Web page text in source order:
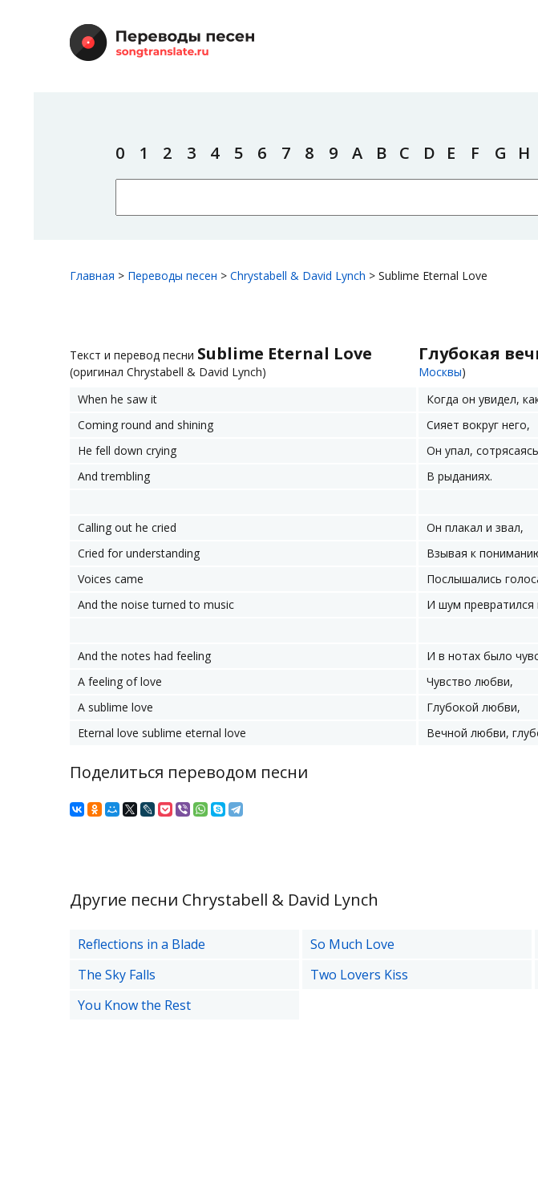
0 1 2 3 4 5 6 7 8 9 A B C D E F G H
Главная > Переводы песен > Chrystabell & David Lynch > Sublime Eternal Love
Текст и перевод песни Sublime Eternal Love
(оригинал Chrystabell & David Lynch)
Глубокая
Москвы)
When he saw it
Когда он увидел,
Coming round and shining
Сияет вокруг него,
He fell down crying
Он упал, сотрясаясь
And trembling
В рыданиях.
Calling out he cried
Он плакал и звал,
Cried for understanding
Взывая к
Voices came
Послышались
And the noise turned to music
И шум превратился
And the notes had feeling
И в нотах было
A feeling of love
Чувство любви,
A sublime love
Глубокой любви,
Eternal love sublime eternal love
Вечной любви,
Поделиться переводом песни
Другие песни Chrystabell & David Lynch
Reflections in a Blade So Much Love
The Sky Falls
Two Lovers Kiss
You Know the Rest